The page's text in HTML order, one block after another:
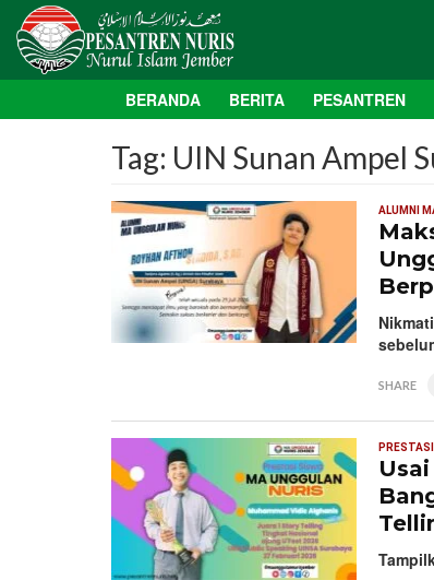
BERANDA BERITA PESANTREN
Tag: UIN Sunan Ampel
ALUMNI
SHARE
PRESTASI